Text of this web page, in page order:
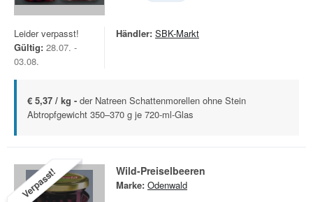
Leider verpasst!
Gültig: 28.07. -
03.08.
Händler: SBK-Markt
€ 5,37 / kg - der Natreen Schattenmorellen ohne Stein
Abtropfgewicht 350–370 g je 720-ml-Glas
Verpasst! Wild-Preiselbeeren
Marke: Odenwald